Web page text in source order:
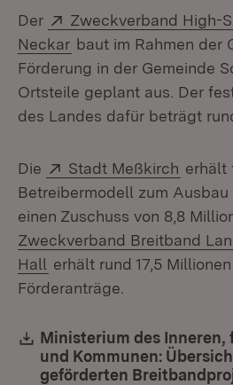
Der Extern:
Zweckverband High-
Neckar (Öffnet in neuem
baut im Rahmen der
Förderung in der Gemeinde
Ortsteile geplant aus. Der
des Landes dafür beträgt
Die Extern:
Stadt Meßkirch erhält
Betreibermodell zum
einen Zuschuss von 8,8
Zweckverband Breitband
Hall (Öffnet in neuem Fenster)
erhält rund 17,5
Förderanträge.
Download:
Ministerium des
und Kommunen:
geförderten